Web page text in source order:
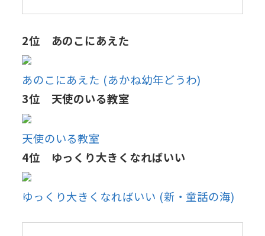
2位 あのこにあえた
あのこにあえた (あかね幼年どうわ)
3位 天使のいる教室
天使のいる教室
4位 ゆっくり大きくなればいい
ゆっくり大きくなればいい (新・童話の海)